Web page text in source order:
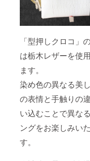
「型押しクロコ」
は栃木レザーを使
ます。
染め色の異なる美
の表情と手触りの
い込むことで異な
ングをお楽しみい
す。